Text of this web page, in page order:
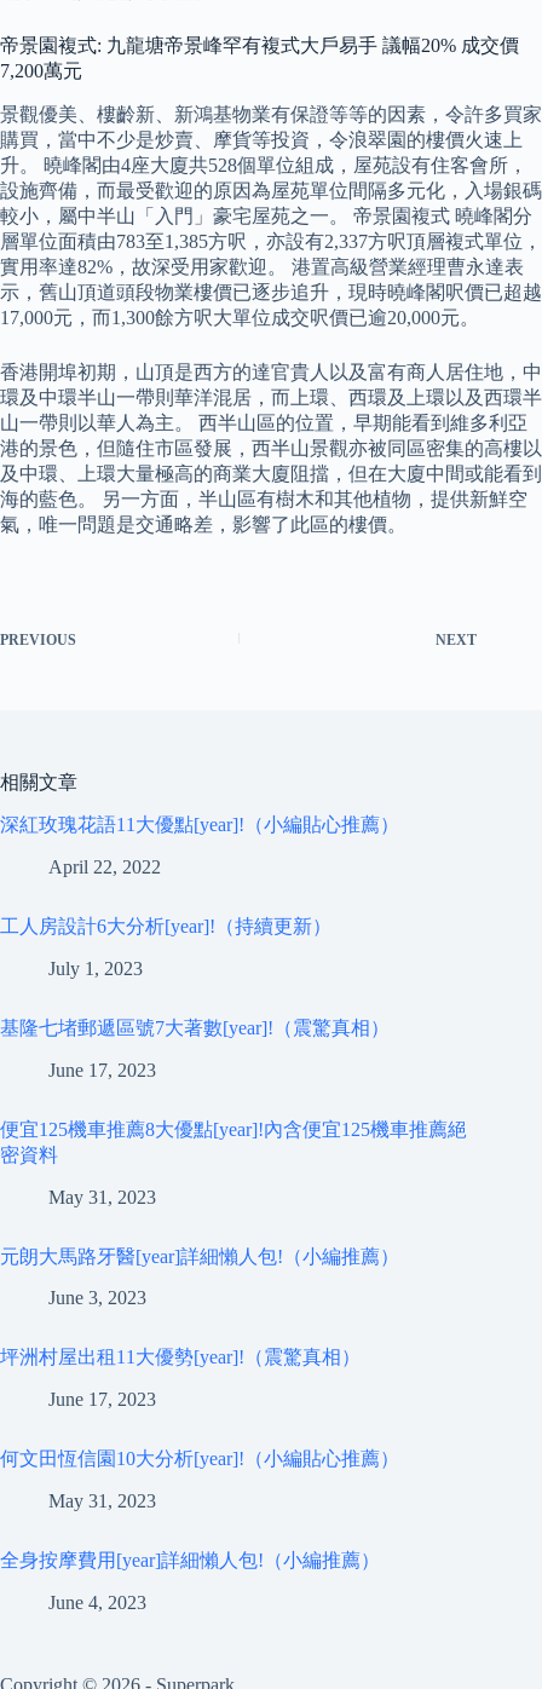
帝景園複式: 九龍塘帝景峰罕有複式大戶易手 議幅20% 成交價
7,200萬元
景觀優美、樓齡新、新鴻基物業有保證等等的因素，令許多買家
購買，當中不少是炒賣、摩貨等投資，令浪翠園的樓價火速上
升。 曉峰閣由4座大廈共528個單位組成，屋苑設有住客會所，
設施齊備，而最受歡迎的原因為屋苑單位間隔多元化，入場銀碼
較小，屬中半山「入門」豪宅屋苑之一。 帝景園複式 曉峰閣分
層單位面積由783至1,385方呎，亦設有2,337方呎頂層複式單位，
實用率達82%，故深受用家歡迎。 港置高級營業經理曹永達表
示，舊山頂道頭段物業樓價已逐步追升，現時曉峰閣呎價已超越
17,000元，而1,300餘方呎大單位成交呎價已逾20,000元。
香港開埠初期，山頂是西方的達官貴人以及富有商人居住地，中
環及中環半山一帶則華洋混居，而上環、西環及上環以及西環半
山一帶則以華人為主。 西半山區的位置，早期能看到維多利亞
港的景色，但隨住市區發展，西半山景觀亦被同區密集的高樓以
及中環、上環大量極高的商業大廈阻擋，但在大廈中間或能看到
海的藍色。 另一方面，半山區有樹木和其他植物，提供新鮮空
氣，唯一問題是交通略差，影響了此區的樓價。
PREVIOUS NEXT
相關文章
深紅玫瑰花語11大優點[year]!（小編貼心推薦）
April 22, 2022
工人房設計6大分析[year]!（持續更新）
July 1, 2023
基隆七堵郵遞區號7大著數[year]!（震驚真相）
June 17, 2023
便宜125機車推薦8大優點[year]!內含便宜125機車推薦絕
密資料
May 31, 2023
元朗大馬路牙醫[year]詳細懶人包!（小編推薦）
June 3, 2023
坪洲村屋出租11大優勢[year]!（震驚真相）
June 17, 2023
何文田恆信園10大分析[year]!（小編貼心推薦）
May 31, 2023
全身按摩費用[year]詳細懶人包!（小編推薦）
June 4, 2023
Copyright © 2026 - Superpark